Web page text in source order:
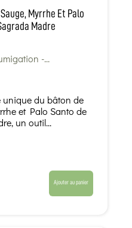
Myrrhe Et Palo
Madre
unique du bâton de
et Palo Santo de
un outil...
Ajouter au panier